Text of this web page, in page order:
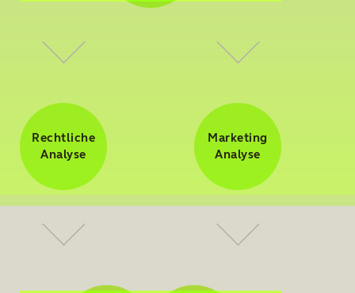
Marketing
Analyse
Rechtliche
Analyse